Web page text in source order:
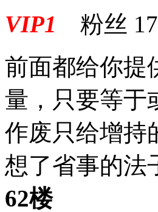
VIP1 粉丝 17
前面都给你提
量，只要等于
作废只给增持
想了省事的法
62楼